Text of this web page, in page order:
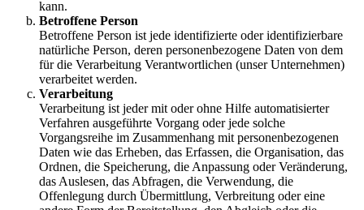
kann.
Betroffene Person
Betroffene Person ist jede identifizierte oder identifizierbare
natürliche Person, deren personenbezogene Daten von dem
für die Verarbeitung Verantwortlichen (unser Unternehmen)
verarbeitet werden.
Verarbeitung
Verarbeitung ist jeder mit oder ohne Hilfe automatisierter
Verfahren ausgeführte Vorgang oder jede solche
Vorgangsreihe im Zusammenhang mit personenbezogenen
Daten wie das Erheben, das Erfassen, die Organisation, das
Ordnen, die Speicherung, die Anpassung oder Veränderung,
das Auslesen, das Abfragen, die Verwendung, die
Offenlegung durch Übermittlung, Verbreitung oder eine